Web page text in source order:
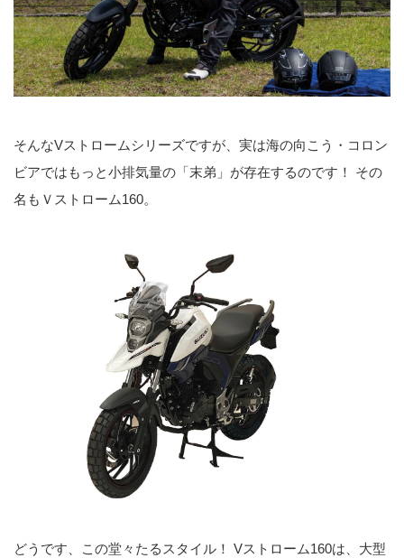
そんなVストロームシリーズですが、実は海の向こう・コロン
ビアではもっと小排気量の「末弟」が存在するのです！ その
名もＶストローム160。
どうです、この堂々たるスタイル！ Vストローム160は、大型